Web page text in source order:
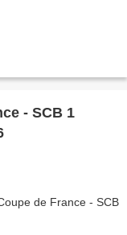
- SCB 1